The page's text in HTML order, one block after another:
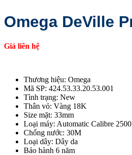
Omega DeVille
Giá liên hệ
Thương hiệu: Omega
Mã SP: 424.53.33.20.53.001
Tình trạng: New
Thân vỏ: Vàng 18K
Size mặt: 33mm
Loại máy: Automatic Calibre 2500
Chống nước: 30M
Loại dây: Dây da
Bảo hành 6 năm